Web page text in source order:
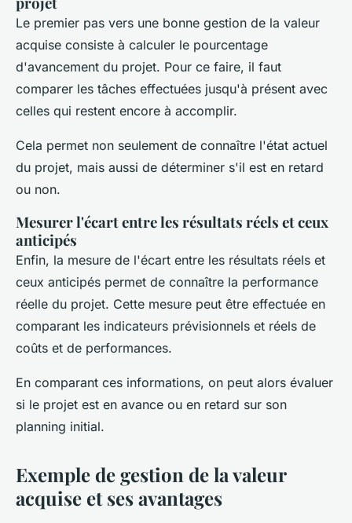
Le premier pas vers une bonne gestion de la valeur
acquise consiste à calculer le pourcentage
d'avancement du projet. Pour ce faire, il faut
comparer les tâches effectuées jusqu'à présent avec
celles qui restent encore à accomplir.
Cela permet non seulement de connaître l'état actuel
du projet, mais aussi de déterminer s'il est en retard
ou non.
Mesurer l'écart entre les résultats réels et ceux
anticipés
Enfin, la mesure de l'écart entre les résultats réels et
ceux anticipés permet de connaître la performance
réelle du projet. Cette mesure peut être effectuée en
comparant les indicateurs prévisionnels et réels de
coûts et de performances.
En comparant ces informations, on peut alors évaluer
si le projet est en avance ou en retard sur son
planning initial.
Exemple de gestion de la valeur
acquise et ses avantages